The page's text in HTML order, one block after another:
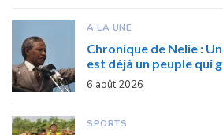
A LA UNE
Chronique de Nelie :
est déjà un peuple qui
6 août 2026
SPORTS